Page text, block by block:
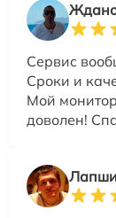
Сервис
Сроки и
Мой
доволен!